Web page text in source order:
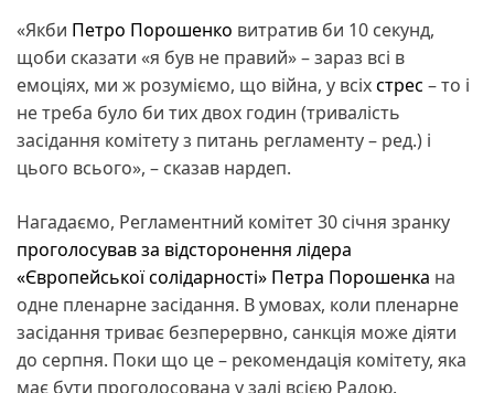
«Якби Петро Порошенко витратив би 10 секунд,
щоби сказати «я був не правий» – зараз всі в
емоціях, ми ж розуміємо, що війна, у всіхстрес – то і
не треба було би тих двох годин (тривалість
засідання комітету з питань регламенту – ред.) і
цього всього», – сказав нардеп.
Нагадаємо, Регламентний комітет 30 січня зранку
проголосував за відсторонення лідера
«Європейської солідарності» Петра Порошенка на
одне пленарне засідання. В умовах, коли пленарне
засідання триває безперервно, санкція може діяти
до серпня. Поки що це – рекомендація комітету, яка
має бути проголосована у залі всією Радою.